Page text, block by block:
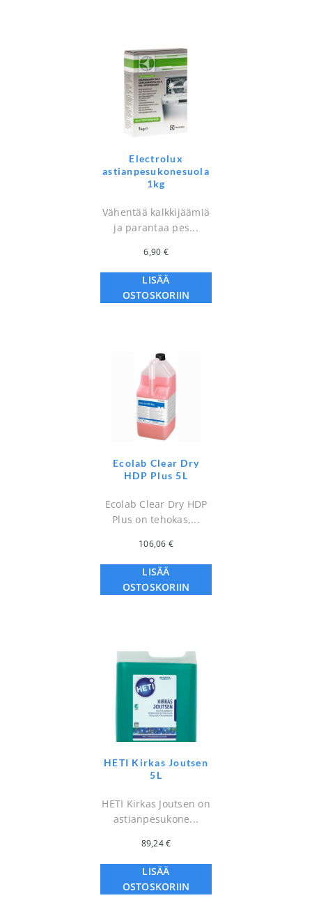
Electrolux
astianpesukonesuola
1kg
Vähentää kalkkijäämiä
ja parantaa pes...
6,90 €
LISÄÄ
OSTOSKORIIN
Ecolab Clear Dry
HDP Plus 5L
Ecolab Clear Dry HDP
Plus on tehokas,...
106,06 €
LISÄÄ
OSTOSKORIIN
HETI Kirkas Joutsen
5L
HETI Kirkas Joutsen on
astianpesukone...
89,24€
LISÄÄ
OSTOSKORIIN